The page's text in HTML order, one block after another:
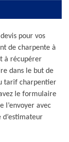
pour vos
de charpente à
à récupérer
dans le but de
tarif charpentier
le formulaire
l’envoyer avec
d’estimateur